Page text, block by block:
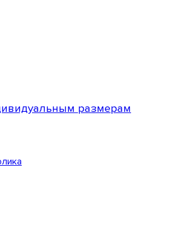
размерам